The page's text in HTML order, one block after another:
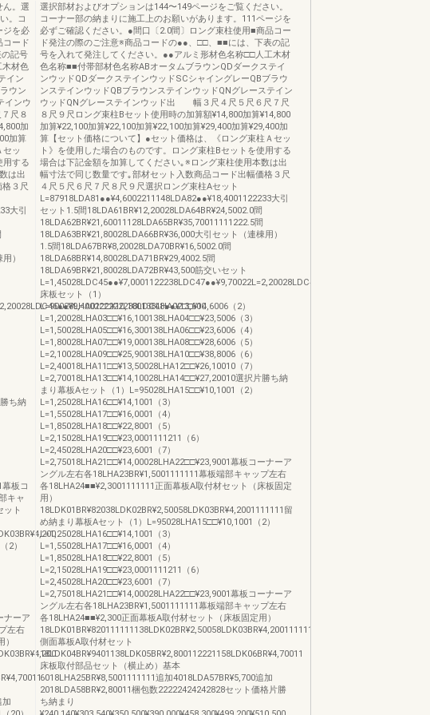
ん。選
。コ
ジを必
コード
記号
木材色
イン
ウン
インウ
尺８
加
加算
セッ
用する
は出
３尺
大引
）
ち納
板コ
キャ
ット
2）
ナーア
左右
加
選択部材およびオプションは144〜149ページをご覧ください。
コーナー部の納まりに施工上のお願いがあります。111ページを
必ずご確認ください。●間口〔2.0間〕ロング束柱使用■商品コー
ド発注の際のご注意※商品コードの●●、□□、■■には、下表の記
号を入れて発注してください。●●アルミ形材色名称□□人工木材
色名称■■付帯部材色名称ABオータムブラウンQDダークステイ
ンウッドQDダークステインウッドSCシャイングレーQBブラウ
ンステインウッドQBブラウンステインウッドQNグレーステイン
ウッドQNグレーステインウッド出 幅３尺４尺５尺６尺７尺
８尺９尺ロング束柱Bセット使用時の加算額¥14,800加算¥14,800
加算¥22,100加算¥22,100加算¥22,100加算¥29,400加算¥29,400加
算【セット価格について】●セット価格は、《ロング束柱Ａセッ
ト》を使用した場合のものです。ロング束柱Bセットを使用する
場合は下記金額を加算してください｡※ロング束柱使用本数は出
幅寸法で同じ数量です｡部材セット入数商品コード出幅価格３尺
４尺５尺６尺７尺８尺９尺選択ロング束柱Aセット
L=87918LDA81●●¥4,6002211148LDA82●●¥18,4001122233大引
セット1.5間18LDA61BR¥12,20028LDA64BR¥24,5002.0間
18LDA62BR¥21,60011128LDA65BR¥35,70011111222.5間
18LDA63BR¥21,80028LDA66BR¥36,000大引セット（連棟用）
1.5間18LDA67BR¥8,20028LDA70BR¥16,5002.0間
18LDA68BR¥14,80028LDA71BR¥29,4002.5間
18LDA69BR¥21,80028LDA72BR¥43,500筋交いセット
床板セット（1）
L=90028LHA01□□¥10,100138LHA02□□¥14,6006（2）
L=1,20028LHA03□□¥16,100138LHA04□□¥23,5006（3）
L=1,50028LHA05□□¥16,300138LHA06□□¥23,6006（4）
L=1,80028LHA07□□¥19,000138LHA08□□¥28,6006（5）
L=2,10028LHA09□□¥25,900138LHA10□□¥38,8006（6）
L=2,40018LHA11□□¥13,50028LHA12□□¥26,10010（7）
L=2,70018LHA13□□¥14,10028LHA14□□¥27,20010選択片勝ち納
まり幕板Aセット（1）L=95028LHA15□□¥10,1001（2）
L=1,25028LHA16□□¥14,1001（3）
L=1,55028LHA17□□¥16,0001（4）
L=1,85028LHA18□□¥22,8001（5）
L=2,15028LHA19□□¥23,0001111211（6）
L=2,45028LHA20□□¥23,6001（7）
L=2,75018LHA21□□¥14,00028LHA22□□¥23,9001幕板コーナーア
ングル左右各18LHA23BR¥1,5001111111幕板端部キャップ左右
各18LHA24■■¥2,3001111111正面幕板A取付材セット（床板固定
用）
18LDK01BR¥82038LDK02BR¥2,50058LDK03BR¥4,2001111111留
め納まり幕板Aセット（1）L=95028LHA15□□¥10,1001（2）
L=1,25028LHA16□□¥14,1001（3）
L=1,55028LHA17□□¥16,0001（4）
L=1,85028LHA18□□¥22,8001（5）
L=2,15028LHA19□□¥23,0001111211（6）
L=2,45028LHA20□□¥23,6001（7）
L=2,75018LHA21□□¥14,00028LHA22□□¥23,9001幕板コーナーア
ングル左右各18LHA23BR¥1,5001111111幕板端部キャップ左右
各18LHA24■■¥2,300正面幕板A取付材セット（床板固定用）
18LDK01BR¥820111111138LDK02BR¥2,50058LDK03BR¥4,2001111111
側面幕板A取付材セット
18LDK04BR¥9401138LDK05BR¥2,800112221158LDK06BR¥4,70011
床板取付部品セット（横止め）基本
6018LHA25BR¥8,5001111111追加4018LDA57BR¥5,700追加
2018LDA58BR¥2,80011梱包数22222424242828セット価格片勝
ち納まり